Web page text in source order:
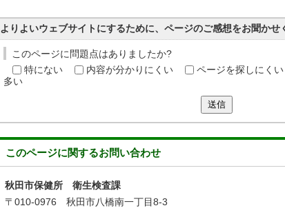
よりよいウェブサイトにするために、ページのご感想をお聞かせ
このページに問題点はありましたか?
特にない
内容が分かりにくい
ページを探しにくい
多い
送信
このページに関するお問い合わせ
秋田市保健所 衛生検査課
〒010-0976 秋田市八橋南一丁目8-3